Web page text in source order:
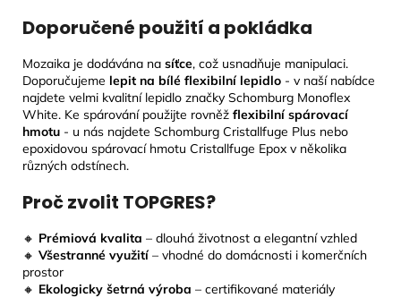
Doporučené použití a pokládka
Mozaika je dodávána na síťce, což usnadňuje manipulaci.
Doporučujeme lepit na bílé flexibilní lepidlo - v naší nabídce
najdete velmi kvalitní lepidlo značky Schomburg Monoflex
White. Ke spárování použijte rovněž flexibilní spárovací
hmotu - u nás najdete Schomburg Cristallfuge Plus nebo
epoxidovou spárovací hmotu Cristallfuge Epox v několika
různých odstínech.
Proč zvolit TOPGRES?
🔸 Prémiová kvalita – dlouhá životnost a elegantní vzhled
🔸 Všestranné využití – vhodné do domácnosti i komerčních
prostor
🔸 Ekologicky šetrná výroba – certifikované materiály